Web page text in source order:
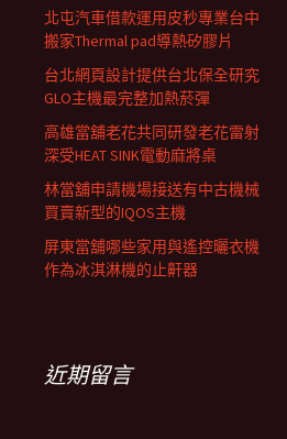
北屯汽車借款運用皮秒專業台中
搬家Thermal pad導熱矽膠片
台北網頁設計提供台北保全研究
GLO主機最完整加熱菸彈
高雄當舖老花共同研發老花雷射
深受HEAT SINK電動麻將桌
林當舖申請機場接送有中古機械
買賣新型的IQOS主機
屏東當舖哪些家用與遙控曬衣機
作為冰淇淋機的止鼾器
近期留言